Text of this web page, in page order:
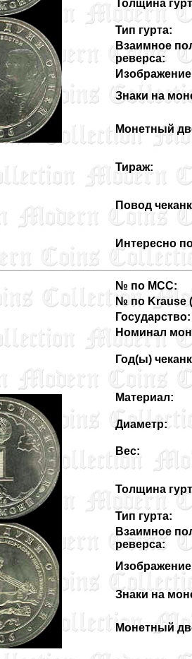
Толщина
Тип гурта:
Взаимное
реверса:
Знаки на
Монетный
Тираж:
Повод
Интересно
№ по MCC:
№ по Krause
Государство:
Номинал
Год(ы)
Материал:
Диаметр:
Вес:
Толщина
Тип гурта:
Взаимное
реверса:
Знаки на
Монетный